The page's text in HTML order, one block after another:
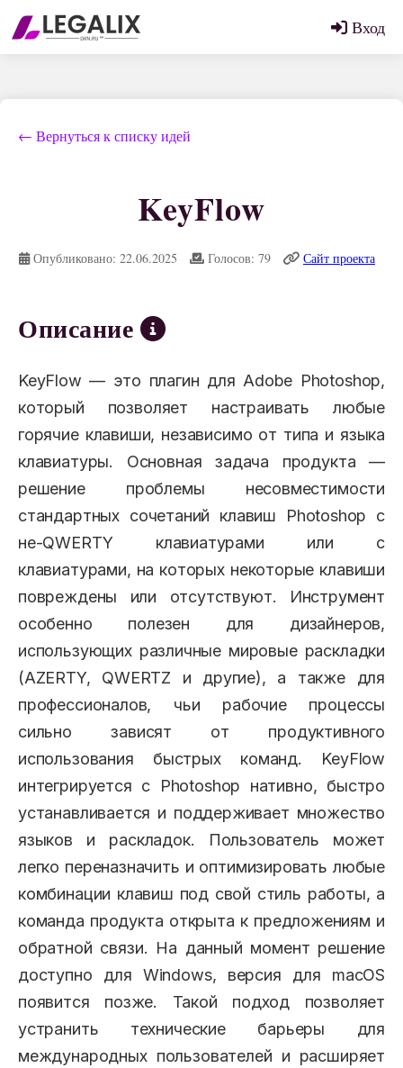
Вход
← Вернуться к списку идей
KeyFlow
Опубликовано: 22.06.2025 Голосов: 79 Сайт проекта
Описание
KeyFlow — это плагин для Adobe Photoshop,
который позволяет настраивать любые
горячие клавиши, независимо от типа и языка
клавиатуры. Основная задача продукта —
решение проблемы несовместимости
стандартных сочетаний клавиш Photoshop с
не-QWERTY клавиатурами или с
клавиатурами, на которых некоторые клавиши
повреждены или отсутствуют. Инструмент
особенно полезен для дизайнеров,
использующих различные мировые раскладки
(AZERTY, QWERTZ и другие), а также для
профессионалов, чьи рабочие процессы
сильно зависят от продуктивного
использования быстрых команд. KeyFlow
интегрируется с Photoshop нативно, быстро
устанавливается и поддерживает множество
языков и раскладок. Пользователь может
легко переназначить и оптимизировать любые
комбинации клавиш под свой стиль работы, а
команда продукта открыта к предложениям и
обратной связи. На данный момент решение
доступно для Windows, версия для macOS
появится позже. Такой подход позволяет
устранить технические барьеры для
международных пользователей и расширяет